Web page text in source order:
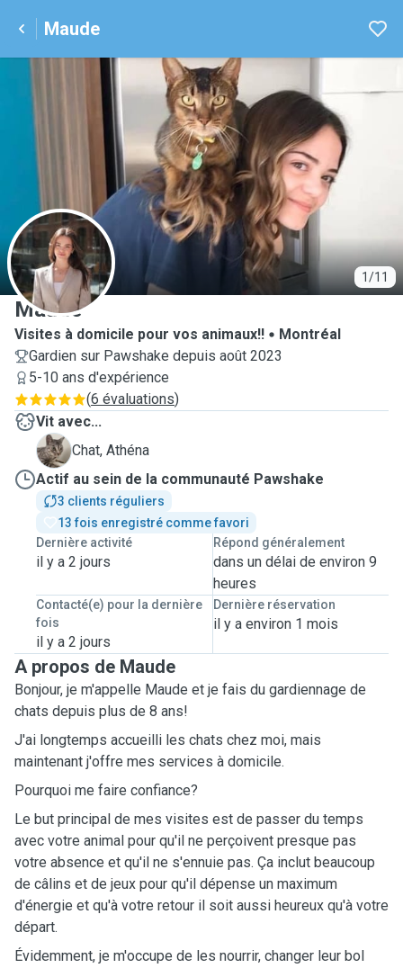
Maude
1/11
M
Maude
Visites à domicile pour vos animaux!!
Montréal
Gardien sur Pawshake depuis août 2023
5-10 ans d'expérience
(6 évaluations)
Vit avec...
A
Chat, Athéna
Actif au sein de la communauté Pawshake
3 clients réguliers
13 fois enregistré comme favori
Dernière activité
il y a 2 jours
Répond généralement
dans un délai de environ 9
heures
Contacté(e) pour la dernière
fois
il y a 2 jours
Dernière réservation
il y a environ 1 mois
A propos de Maude
Bonjour, je m'appelle Maude et je fais du gardiennage de
chats depuis plus de 8 ans!
J'ai longtemps accueilli les chats chez moi, mais
maintenant j'offre mes services à domicile.
Pourquoi me faire confiance?
Le but principal de mes visites est de passer du temps
avec votre animal pour qu'il ne perçoivent presque pas
votre absence et qu'il ne s'ennuie pas. Ça inclut beaucoup
de câlins et de jeux pour qu'il dépense un maximum
d'énergie et qu'à votre retour il soit aussi heureux qu'à votre
départ.
Évidemment, je m'occupe de les nourrir, changer leur bol